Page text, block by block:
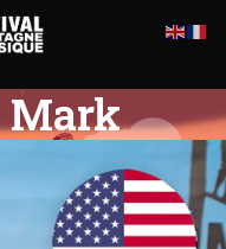
Mark